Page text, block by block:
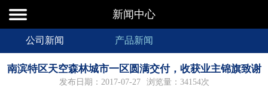
新闻中心
公司新闻 产品新闻
南滨特区天空森林城市一区圆满交付，收获业主锦旗致谢
发布日期：2017-07-27 浏览量：34154次